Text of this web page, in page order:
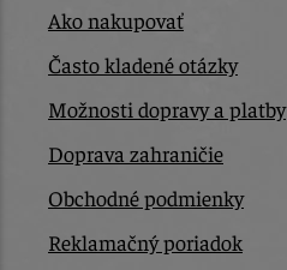
Ako nakupovať
Často kladené otázky
Možnosti dopravy a platby
Doprava zahraničie
Obchodné podmienky
Reklamačný poriadok